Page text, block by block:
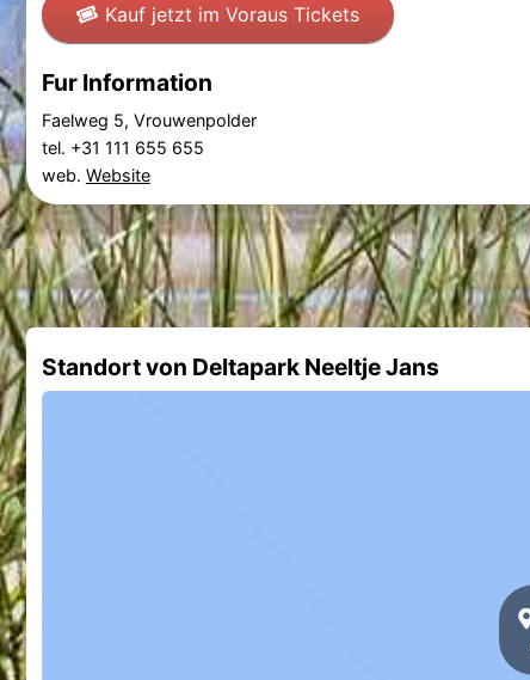
Kauf jetzt im Voraus Tickets
Fur Information
Faelweg 5, Vrouwenpolder
tel. +31 111 655 655
web. Website
Standort von Deltapark Neeltje Jans